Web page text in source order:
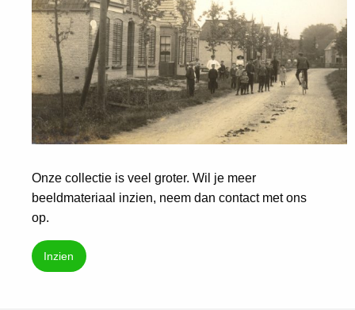
Onze collectie is veel groter. Wil je meer
beeldmateriaal inzien, neem dan contact met ons
op.
Inzien